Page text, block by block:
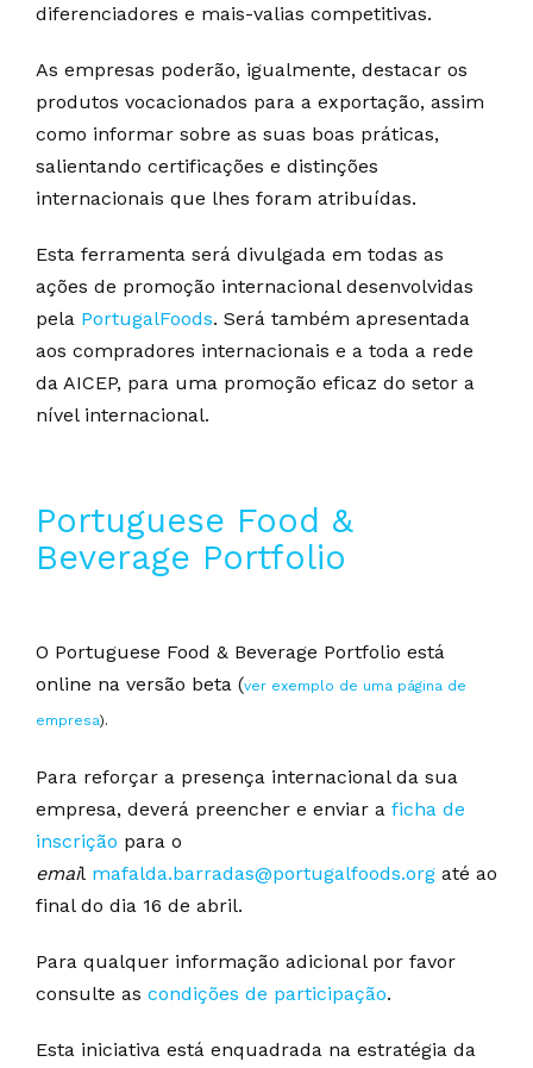
diferenciadores e mais-valias competitivas.
As empresas poderão, igualmente, destacar os
produtos vocacionados para a exportação, assim
como informar sobre as suas boas práticas,
salientando certificações e distinções
internacionais que lhes foram atribuídas.
Esta ferramenta será divulgada em todas as
ações de promoção internacional desenvolvidas
pela PortugalFoods. Será também apresentada
aos compradores internacionais e a toda a rede
da AICEP, para uma promoção eficaz do setor a
nível internacional.
Portuguese Food &
Beverage Portfolio
O Portuguese Food & Beverage Portfolio está
online na versão beta (ver exemplo de uma página de
empresa).
Para reforçar a presença internacional da sua
empresa, deverá preencher e enviar a ficha de
inscrição para o
email mafalda.barradas@portugalfoods.org até ao
final do dia 16 de abril.
Para qualquer informação adicional por favor
consulte as condições de participação.
Esta iniciativa está enquadrada na estratégia da